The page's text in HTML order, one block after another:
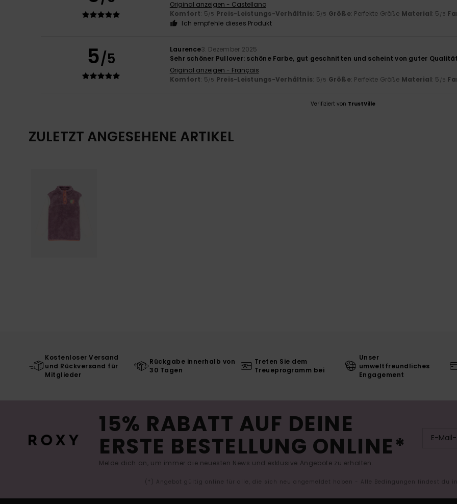
Original anzeigen - Castellano
Komfort: 5/5 Preis-Leistungs-Verhältnis: 5/5 Größe: Perfekte Größe Material: 5 /5
Ich empfehle dieses Produkt
5/5 Laurence3. Dezember 2025
Sehr schöner Pullover: schöne Farbe, gut geschnitten und scheint von guter
Original anzeigen - Français
Komfort: 5/5 Preis-Leistungs-Verhältnis: 5/5 Größe: Perfekte Größe Material: 5 /5
Verifiziert von TrustVille
ZULETZT ANGESEHENE ARTIKEL
Kostenloser Versand
und Rückversand für
Mitglieder
Rückgabe innerhalb von
30 Tagen
Treten Sie dem
Treueprogramm bei
Unser
umweltfreundliches
Engagement
15% RABATT AUF DEINE
ERSTE BESTELLUNG ONLINE*
Melde dich an, um immer die neuesten News und exklusive Angebote zu erhalten.
(*) Angebot gültig online für alle, die sich neu angemeldet haben - Alle Bedingungen findest du